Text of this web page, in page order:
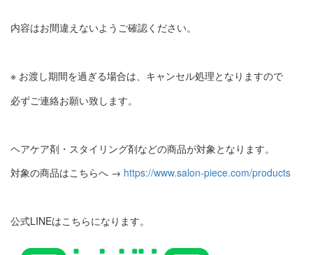
内容はお間違えないようご確認ください。
※ お渡し期間を過ぎる場合は、キャンセル処理となりますので
必ずご連絡お願い致します。
ヘアケア剤・スタイリング剤などの商品が対象となります。
対象の商品はこちらへ → https://www.salon-piece.com/products
公式LINEはこちらになります。